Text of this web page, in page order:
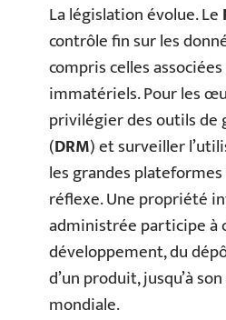
La législation évolue. Le
contrôle fin sur les
compris celles
immatériels. Pour les
privilégier des outils de
(DRM) et surveiller
les grandes
réflexe. Une propriété
administrée participe à
développement, du
d’un produit, jusqu’à
mondiale.